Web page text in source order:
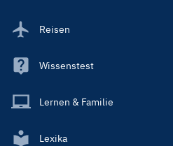
Reisen
Wissenstest
Lernen & Familie
Lexika